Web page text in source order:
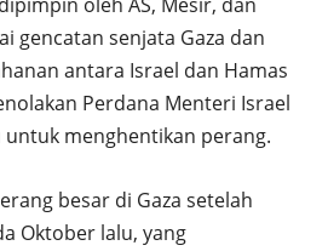
gencatan senjata Gaza dan
antara Israel dan Hamas
Perdana Menteri Israel
menghentikan perang.
besar di Gaza setelah
Oktober lalu, yang